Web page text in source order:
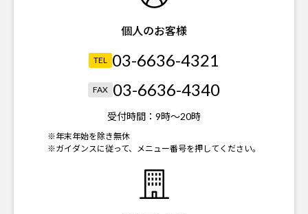
個人のお客様
TEL 03-6636-4321
FAX 03-6636-4340
受付時間： 9時～20時
※年末年始を除き無休
※ガイダンスに従って、メニュー番号を押してください。